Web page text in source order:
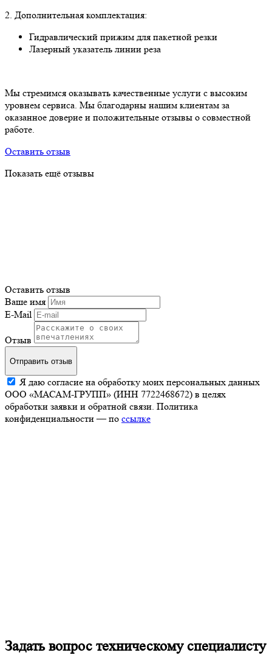
2. Дополнительная комплектация:
Гидравлический прижим для пакетной резки
Лазерный указатель линии реза
Мы стремимся оказывать качественные услуги с высоким
уровнем сервиса. Мы благодарны нашим клиентам за
оказанное доверие и положительные отзывы о совместной
работе.
Оставить отзыв
Показать ещё отзывы
Оставить отзыв
Ваше имя
E-Mail
Отзыв
Отправить отзыв
Я даю согласие на обработку моих персональных данных
ООО «МАСАМ-ГРУПП» (ИНН 7722468672) в целях
обработки заявки и обратной связи. Политика
конфиденциальности — по ссылке
Задать вопрос техническому специалисту